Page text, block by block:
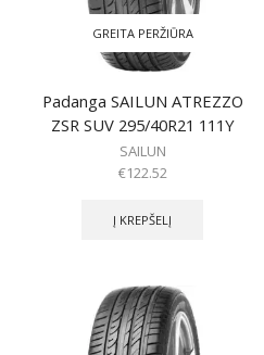
GREITA PERŽIŪRA
Padanga SAILUN ATREZZO
ZSR SUV 295/40R21 111Y
SAILUN
€122.52
Į KREPŠELĮ